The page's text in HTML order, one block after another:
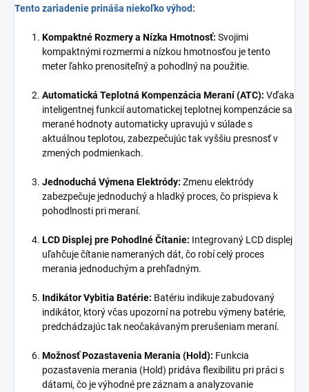
Tento zariadenie prináša niekoľko výhod:
Kompaktné Rozmery a Nízka Hmotnosť: Svojimi
kompaktnými rozmermi a nízkou hmotnosťou je tento
meter ľahko prenositeľný a pohodlný na použitie.
Automatická Teplotná Kompenzácia Meraní (ATC): Vďaka
inteligentnej funkcií automatickej teplotnej kompenzácie sa
merané hodnoty automaticky upravujú v súlade s
aktuálnou teplotou, zabezpečujúc tak vyššiu presnosť v
zmených podmienkach.
Jednoduchá Výmena Elektródy: Zmenu elektródy
zabezpečuje jednoduchý a hladký proces, čo prispieva k
pohodlnosti pri meraní.
LCD Displej pre Pohodlné Čítanie: Integrovaný LCD displej
uľahčuje čítanie nameraných dát, čo robí celý proces
merania jednoduchým a prehľadným.
Indikátor Vybitia Batérie: Batériu indikuje zabudovaný
indikátor, ktorý včas upozorní na potrebu výmeny batérie,
predchádzajúc tak neočakávaným prerušeniam meraní.
Možnosť Pozastavenia Merania (Hold): Funkcia
pozastavenia merania (Hold) pridáva flexibilitu pri práci s
dátami, čo je výhodné pre záznam a analyzovanie